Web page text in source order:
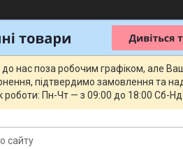
нас поза робочим графіком, але
підтвердимо замовлення та
роботи: Пн-Чт — з 09:00 до 18:00 Сб-